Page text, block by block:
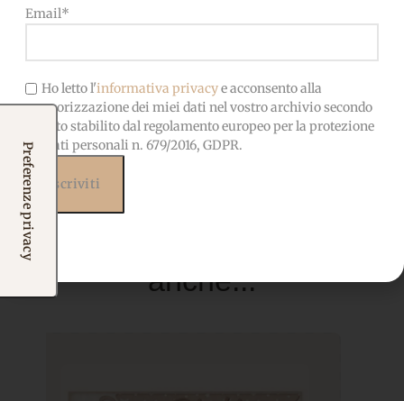
anche...
Email*
Ho letto l'informativa privacye acconsento alla
memorizzazione dei miei dati nel vostro archivio secondo
quanto stabilito dal regolamento europeo per la protezione
dei dati personali n. 679/2016, GDPR.